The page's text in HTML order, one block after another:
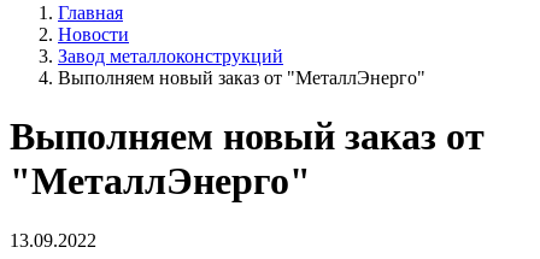
Главная
Новости
Завод металлоконструкций
Выполняем новый заказ от "МеталлЭнерго"
Выполняем новый заказ от
"МеталлЭнерго"
13.09.2022